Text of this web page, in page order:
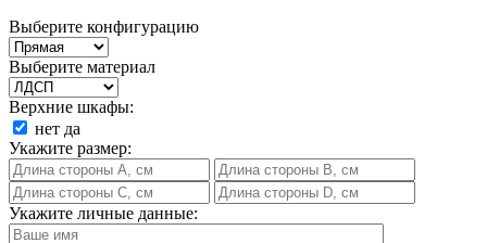
Выберите конфигурацию
Выберите материал
Верхние шкафы:
нет да
Укажите размер:
Укажите личные данные: